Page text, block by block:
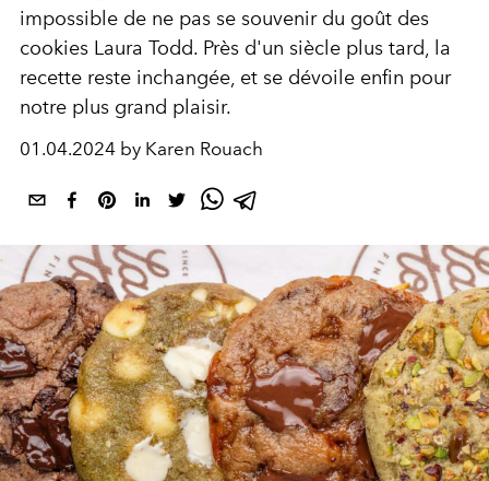
impossible de ne pas se souvenir du goût des
cookies Laura Todd. Près d'un siècle plus tard, la
recette reste inchangée, et se dévoile enfin pour
notre plus grand plaisir.
01.04.2024 by Karen Rouach